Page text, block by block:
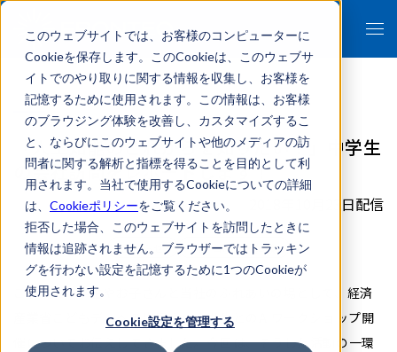
このウェブサイトでは、お客様のコンピューターに
Cookieを保存します。このCookieは、このウェブサ
イトでのやり取りに関する情報を収集し、お客様を
記憶するために使用されます。この情報は、お客様
のブラウジング体験を改善し、カスタマイズするこ
と、ならびにこのウェブサイトや他のメディアの訪
問者に関する解析と指標を得ることを目的として利
用されます。当社で使用するCookieについての詳細
は、 Cookieポリシーをご覧ください。
拒否した場合、このウェブサイトを訪問したときに
情報は追跡されません。ブラウザーではトラッキン
グを行わない設定を記憶するために1つのCookieが
使用されます。
Cookie設定を管理する
「人工知能のこれからを知りたい！」中学生
の会社訪問をレポートします！
2018年10月23日配信
お知らせ AI・ロボット体験
これまで、学生やお子さんと当社のふれあいの場として、経済
産業省こどもデーへの出展や、中学生とのAIワークショップ開
催についてお伝えしてきました。今回は、そうした活動の一環